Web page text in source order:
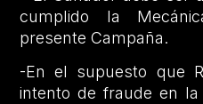
cumplido la
presente Campaña.
-En el supuesto que
intento de fraude en